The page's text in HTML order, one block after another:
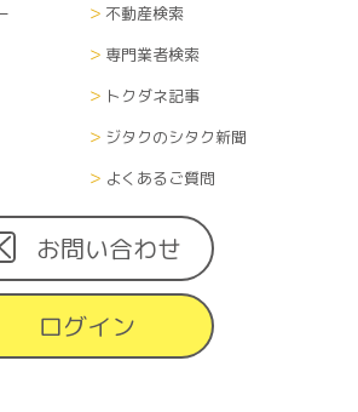
不動産検索
専門業者検索
トクダネ記事
ジタクのシタク新聞
よくあるご質問
お問い合わせ
ログイン